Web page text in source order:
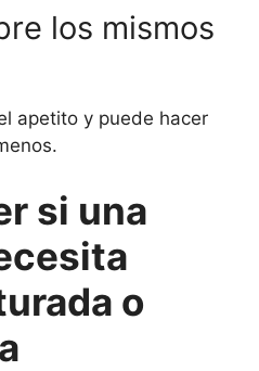
los mismos
apetito y puede hacer
si una
o